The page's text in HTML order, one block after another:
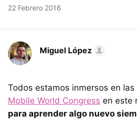
22 Febrero 2016
Miguel López
Todos estamos inmersos en
Mobile World Congress en este
para aprender algo nuevo